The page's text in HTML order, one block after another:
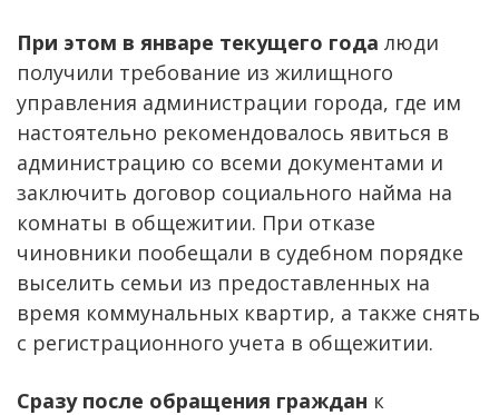
При этом в январе текущего года люди
получили требование из жилищного
управления администрации города, где им
настоятельно рекомендовалось явиться в
администрацию со всеми документами и
заключить договор социального найма на
комнаты в общежитии. При отказе
чиновники пообещали в судебном порядке
выселить семьи из предоставленных на
время коммунальных квартир, а также снять
с регистрационного учета в общежитии.
Сразу после обращения граждан к